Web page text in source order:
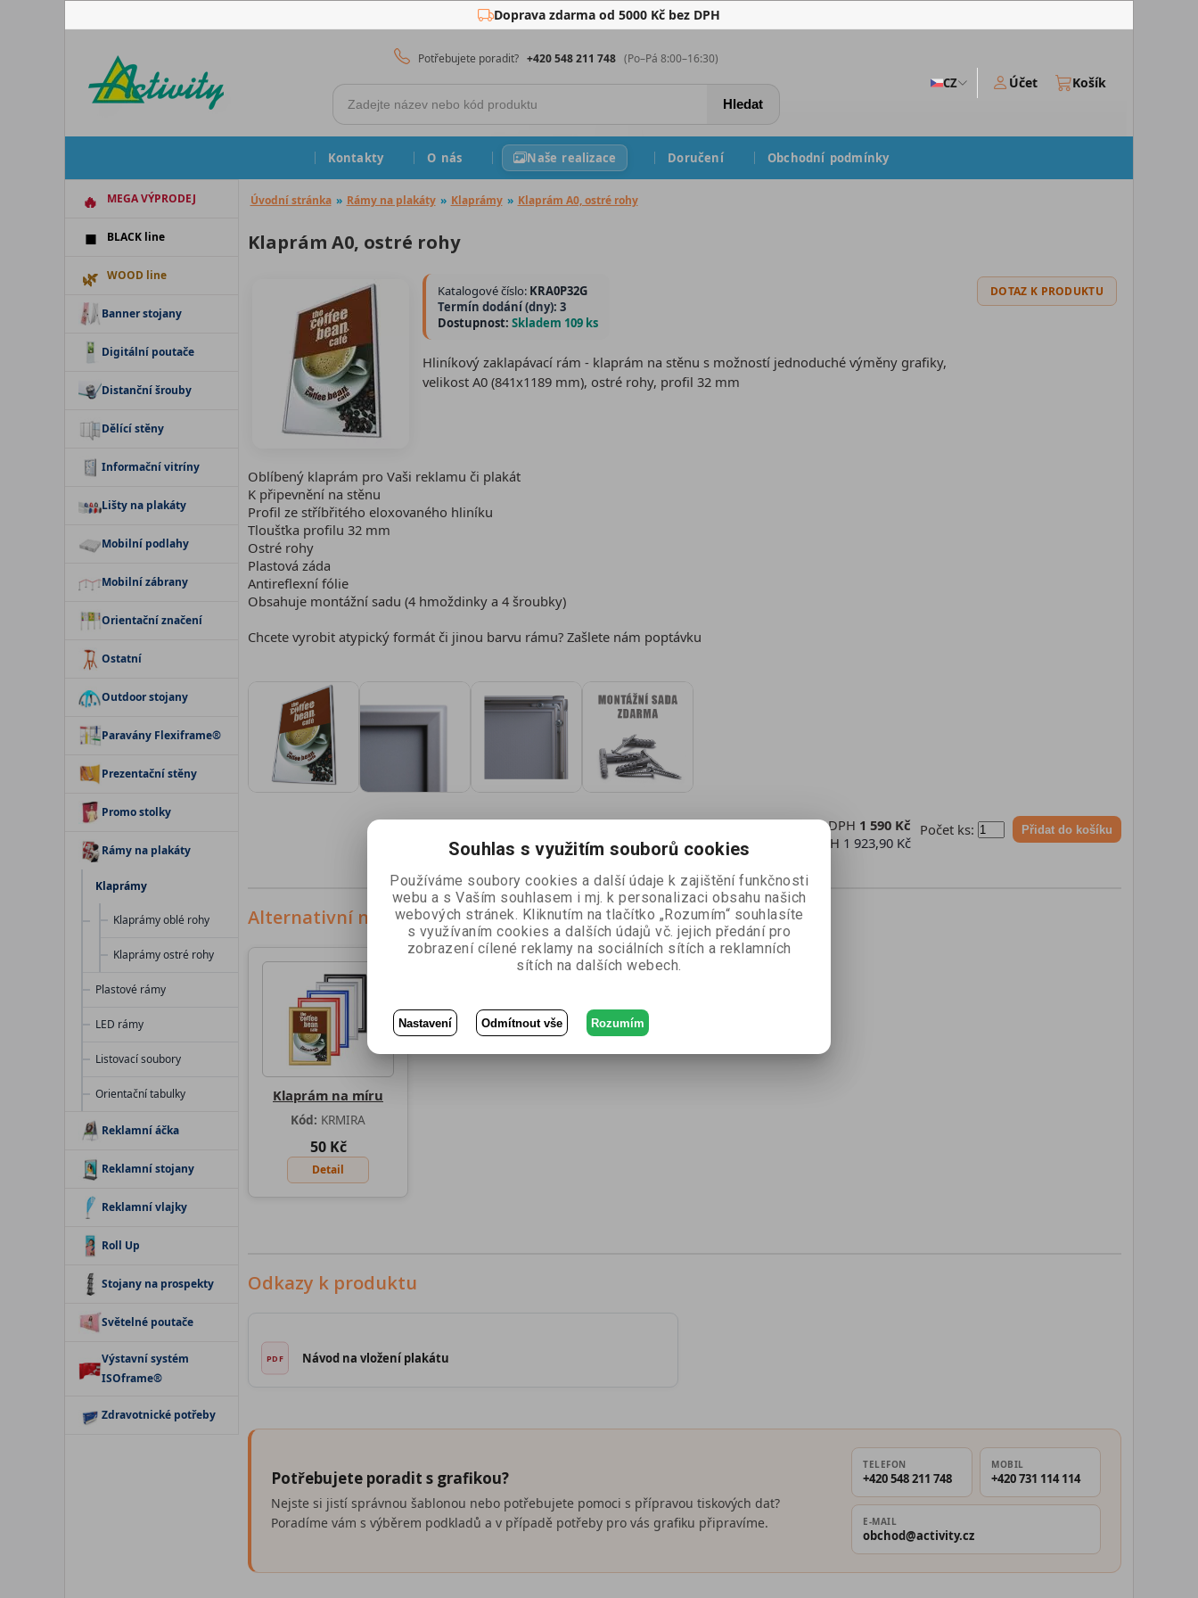
Doprava zdarma od 5000 Kč bez DPH
Potřebujete poradit? +420 548 211 748 (Po–Pá 8:00–16:30)
Hledat
CZ Účet Košík
Kontakty O nás Naše realizace Doručení Obchodní podmínky
MEGA VÝPRODEJ
BLACK line
WOOD line
Banner stojany
Digitální poutače
Distanční šrouby
Dělící stěny
Informační vitríny
Lišty na plakáty
Mobilní podlahy
Mobilní zábrany
Orientační značení
Ostatní
Outdoor stojany
Paravány Flexiframe®
Prezentační stěny
Promo stolky
Rámy na plakáty
Klaprámy
Klaprámy oblé rohy
Klaprámy ostré rohy
Plastové rámy
LED rámy
Listovací soubory
Orientační tabulky
Reklamní áčka
Reklamní stojany
Reklamní vlajky
Roll Up
Stojany na prospekty
Světelné poutače
Výstavní systém
ISOframe®
Zdravotnické potřeby
Úvodní stránka » Rámy na plakáty » Klaprámy » Klaprám A0, ostré rohy
Klaprám A0, ostré rohy
DOTAZ K PRODUKTU
Katalogové číslo: KRA0P32G
Termín dodání (dny): 3
Dostupnost: Skladem 109 ks
Hliníkový zaklapávací rám - klaprám na stěnu s možností jednoduché výměny grafiky,
velikost A0 (841x1189 mm), ostré rohy, profil 32 mm
Oblíbený klaprám pro Vaši reklamu či plakát
K připevnění na stěnu
Profil ze stříbřitého eloxovaného hliníku
Tloušťka profilu 32 mm
Ostré rohy
Plastová záda
Antireflexní fólie
Obsahuje montážní sadu (4 hmoždinky a 4 šroubky)
Chcete vyrobit atypický formát či jinou barvu rámu? Zašlete nám poptávku
Počet ks: Přidat do košíku
cena bez DPH 1 590 Kč
cena s DPH 1 923,90 Kč
Alternativní nabídka
Klaprám na míru
Kód: KRMIRA
50 Kč
Detail
Odkazy k produktu
Návod na vložení plakátu
Potřebujete poradit s grafikou?
Nejste si jistí správnou šablonou nebo potřebujete pomoci s přípravou tiskových dat?
Poradíme vám s výběrem podkladů a v případě potřeby pro vás grafiku připravíme.
TELEFON
+420 548 211 748
MOBIL
+420 731 114 114
E-MAIL
obchod@activity.cz
Souhlas s využitím souborů cookies
Používáme soubory cookies a další údaje k zajištění funkčnosti
webu a s Vaším souhlasem i mj. k personalizaci obsahu našich
webových stránek. Kliknutím na tlačítko „Rozumím“ souhlasíte
s využívaním cookies a dalších údajů vč. jejich předání pro
zobrazení cílené reklamy na sociálních sítích a reklamních
sítích na dalších webech.
Nastavení Odmítnout vše Rozumím